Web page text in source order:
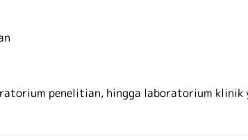
penelitian, hingga laboratorium klinik